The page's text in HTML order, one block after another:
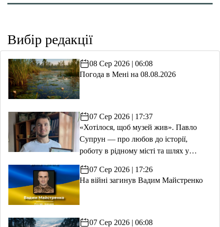
Вибір редакції
08 Сер 2026 | 06:08
Погода в Мені на 08.08.2026
07 Сер 2026 | 17:37
«Хотілося, щоб музей жив». Павло
Супрун — про любов до історії,
роботу в рідному місті та шлях у
07 Сер 2026 | 17:26
На війні загинув Вадим Майстренко
07 Сер 2026 | 06:08